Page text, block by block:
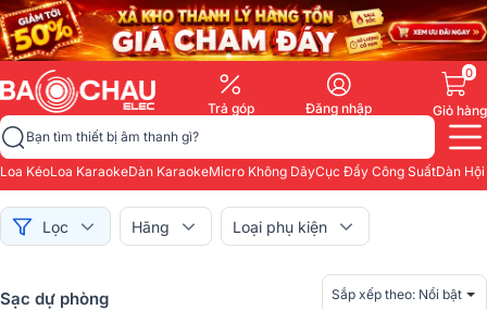
Trả góp Đăng nhập
0
Giỏ hàng
Bạn tìm thiết bị âm thanh gì?
Loa KéoLoa KaraokeDàn KaraokeMicro Không DâyCục Đẩy Công SuấtDàn
Lọc Hãng Loại phụ kiện
Sạc dự phòng Sắp xếp theo: Nổi bật